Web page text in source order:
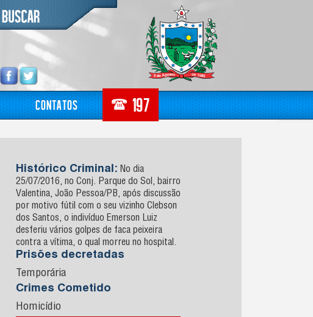
Contatos
Histórico Criminal: No dia
25/07/2016, no Conj. Parque do Sol, bairro
Valentina, João Pessoa/PB, após discussão
por motivo fútil com o seu vizinho Clebson
dos Santos, o indivíduo Emerson Luiz
desferiu vários golpes de faca peixeira
contra a vítima, o qual morreu no hospital.
Prisões decretadas
Temporária
Crimes Cometido
Homicídio